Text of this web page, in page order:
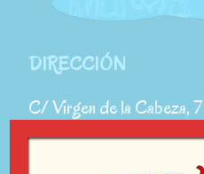
DIRECCIÓN
C/ Virgen de la Cabeza, 7
(Esq. Zunzunegui – Zona
28400 Collado Villalba,